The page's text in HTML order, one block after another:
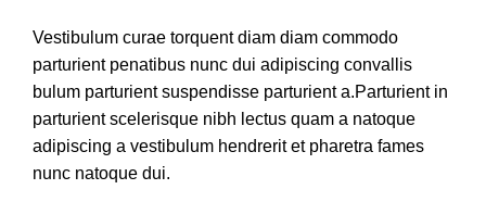
Vestibulum curae torquent diam diam commodo
parturient penatibus nunc dui adipiscing convallis
bulum parturient suspendisse parturient a.Parturient in
parturient scelerisque nibh lectus quam a natoque
adipiscing a vestibulum hendrerit et pharetra fames
nunc natoque dui.